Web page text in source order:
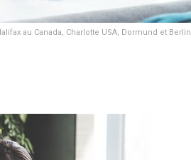
au Canada, Charlotte USA, Dormund et Berlin.